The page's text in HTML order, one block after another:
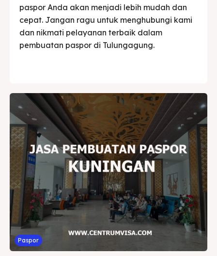
paspor Anda akan menjadi lebih mudah dan
cepat. Jangan ragu untuk menghubungi kami
dan nikmati pelayanan terbaik dalam
pembuatan paspor di Tulungagung.
Paspor